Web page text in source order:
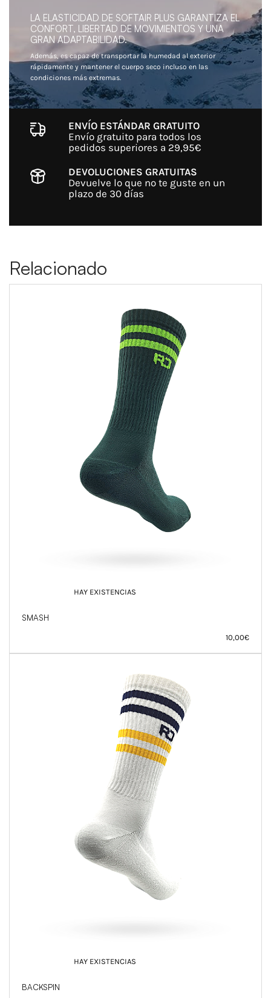
LA ELASTICIDAD DE SOFTAIR PLUS GARANTIZA EL
CONFORT, LIBERTAD DE MOVIMIENTOS Y UNA
GRAN ADAPTABILIDAD.
Además, es capaz de transportar la humedad al exterior
rápidamente y mantener el cuerpo seco incluso en las
condiciones más extremas.
ENVÍO ESTÁNDAR GRATUITO
Envío gratuito para todos los
pedidos superiores a 29,95€
DEVOLUCIONES GRATUITAS
Devuelve lo que no te guste en un
plazo de 30 días
Relacionado
HAY EXISTENCIAS
SMASH
10,00€
HAY EXISTENCIAS
BACKSPIN